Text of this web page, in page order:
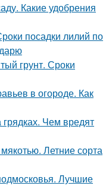
Какие удобрения
посадки лилий по
грунт. Сроки
в огороде. Как
грядках. Чем вредят
Летние сорта
Лучшие